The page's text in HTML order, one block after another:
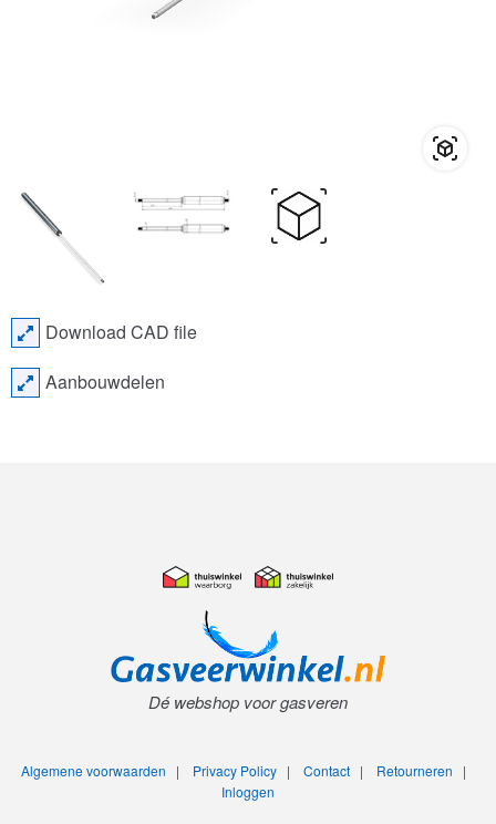
Download CAD file
Aanbouwdelen
Dé webshop voor gasveren
Algemene voorwaarden | Privacy Policy| Contact| Retourneren |
Inloggen